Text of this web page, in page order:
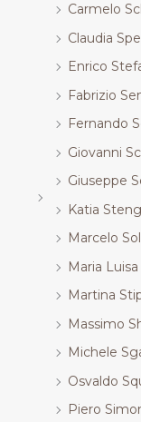
Carmelo
Claudia
Enrico
Fabrizio
Fernando
Giovanni
Giuseppe
Katia
Marcelo
Maria
Martina
Massimo
Michele
Osvaldo
Piero